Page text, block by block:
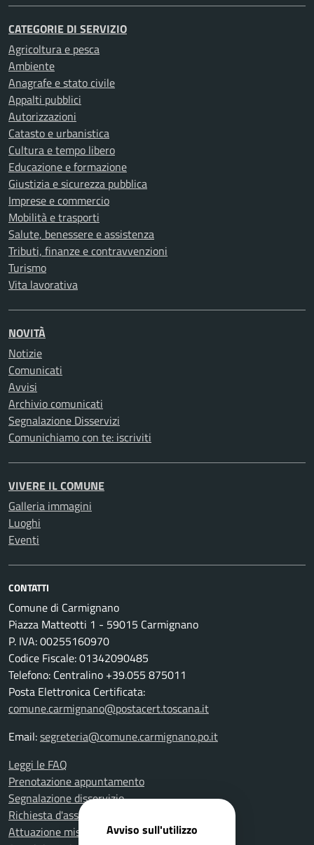
CATEGORIE DI SERVIZIO
Agricoltura e pesca
Ambiente
Anagrafe e stato civile
Appalti pubblici
Autorizzazioni
Catasto e urbanistica
Cultura e tempo libero
Educazione e formazione
Giustizia e sicurezza pubblica
Imprese e commercio
Mobilità e trasporti
Salute, benessere e assistenza
Tributi, finanze e contravvenzioni
Turismo
Vita lavorativa
NOVITÀ
Notizie
Comunicati
Avvisi
Archivio comunicati
Segnalazione Disservizi
Comunichiamo con te: iscriviti
VIVERE IL COMUNE
Galleria immagini
Luoghi
Eventi
CONTATTI
Comune di Carmignano
Piazza Matteotti 1 - 59015 Carmignano
P. IVA: 00255160970
Codice Fiscale: 01342090485
Telefono: Centralino +39.055 875011
Posta Elettronica Certificata:
comune.carmignano@postacert.toscana.it
Email:segreteria@comune.carmignano.po.it
Leggi le FAQ
Prenotazione appuntamento
Segnalazione disservizio
Richiesta d'assistenza
Attuazione misure PNRRAvviso sull'utilizzo